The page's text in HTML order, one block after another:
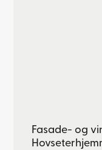
Fasade- og